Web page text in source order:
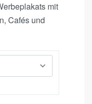
mit
Cafés und